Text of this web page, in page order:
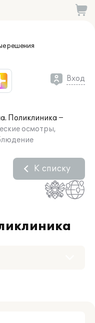
решения
Вход
Поликлиника
осмотры,
К списку